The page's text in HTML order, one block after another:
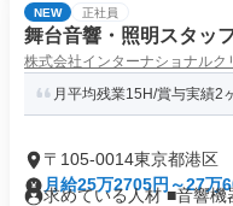
NEW 正社員
舞台⾳響・照明スタッ
株式会社インターナショナルク
月平均残業15H/賞与実績2
〒105-0014東京都港区
月給25万2705円～27万
求めている人材 ■⾳響